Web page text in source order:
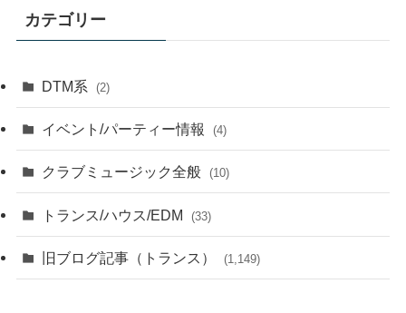
カテゴリー
DTM系 (2)
イベント/パーティー情報 (4)
クラブミュージック全般 (10)
トランス/ハウス/EDM (33)
旧ブログ記事（トランス） (1,149)